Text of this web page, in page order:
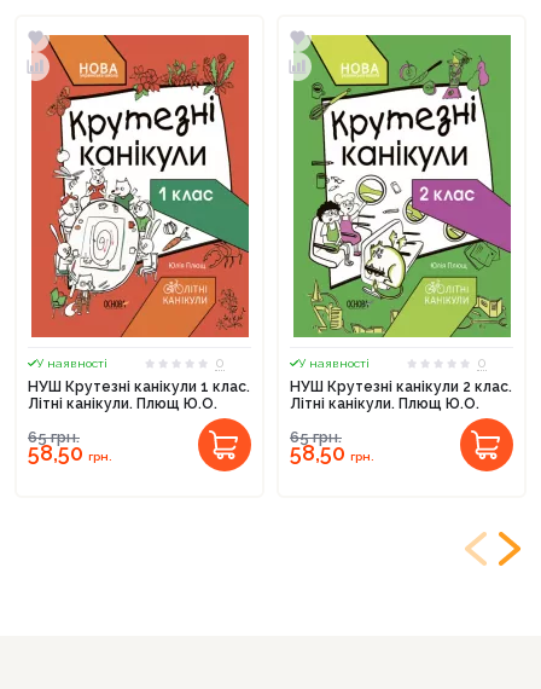
У наявності
0
НУШ Крутезні канікули 1 клас.
Літні канікули. Плющ Ю.О.
65грн.
58,50 грн.
У наявності
0
НУШ Крутезні канікули 2 клас.
Літні канікули. Плющ Ю.О.
65грн.
58,50 грн.